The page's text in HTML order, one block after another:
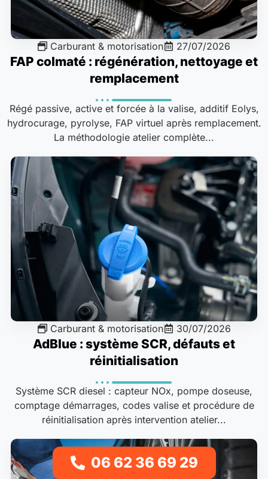
Carburant & motorisation 27/07/2026
FAP colmaté : régénération, nettoyage et
remplacement
Régé passive, active et forcée à la valise, additif Eolys,
hydrocurage, pyrolyse, FAP virtuel après remplacement.
La méthodologie atelier complète...
Carburant & motorisation 30/07/2026
AdBlue : système SCR, défauts et
réinitialisation
Système SCR diesel : capteur NOx, pompe doseuse,
comptage démarrages, codes valise et procédure de
réinitialisation après intervention atelier...
06 62 36 69 29